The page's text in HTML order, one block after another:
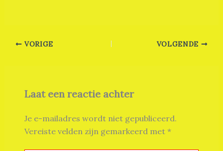
VORIGE VOLGENDE
Laat een reactie achter
Je e-mailadres wordt niet gepubliceerd.
Vereiste velden zijn gemarkeerd met *